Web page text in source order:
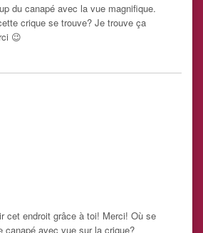
du canapé avec la vue magnifique.
crique se trouve? Je trouve ça
😉
cet endroit grâce à toi! Merci! Où se
canapé avec vue sur la crique?